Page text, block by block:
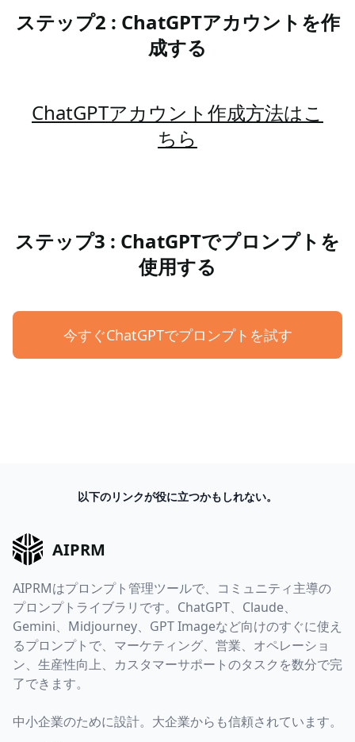
ステップ2 : ChatGPTアカウントを作
成する
ChatGPTアカウント作成方法はこ
ちら
ステップ3 : ChatGPTでプロンプトを
使用する
今すぐChatGPTでプロンプトを試す
以下のリンクが役に立つかもしれない。
AIPRM
AIPRMはプロンプト管理ツールで、コミュニティ主導の
プロンプトライブラリです。ChatGPT、Claude、
Gemini、Midjourney、GPT Imageなど向けのすぐに使え
るプロンプトで、マーケティング、営業、オペレーショ
ン、生産性向上、カスタマーサポートのタスクを数分で完
了できます。
中小企業のために設計。大企業からも信頼されています。